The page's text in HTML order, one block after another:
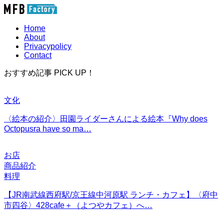
Home
About
Privacypolicy
Contact
おすすめ記事 PICK UP！
文化
〈絵本の紹介〉田園ライダーさんによる絵本『Why does
Octopusra have so ma…
お店
商品紹介
料理
【JR南武線西府駅/京王線中河原駅 ランチ・カフェ】〈府中
市四谷〉428cafe＋（よつやカフェ）へ…